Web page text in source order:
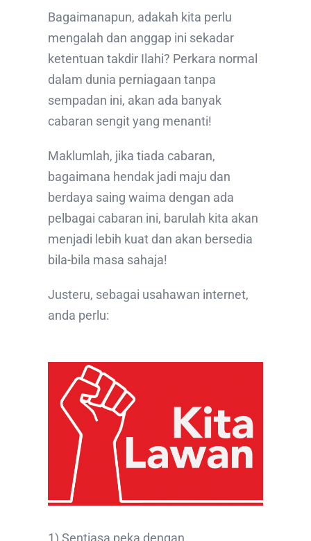
Bagaimanapun, adakah kita perlu
mengalah dan anggap ini sekadar
ketentuan takdir Ilahi? Perkara normal
dalam dunia perniagaan tanpa
sempadan ini, akan ada banyak
cabaran sengit yang menanti!
Maklumlah, jika tiada cabaran,
bagaimana hendak jadi maju dan
berdaya saing waima dengan ada
pelbagai cabaran ini, barulah kita akan
menjadi lebih kuat dan akan bersedia
bila-bila masa sahaja!
Justeru, sebagai usahawan internet,
anda perlu:
1) Sentiasa peka dengan